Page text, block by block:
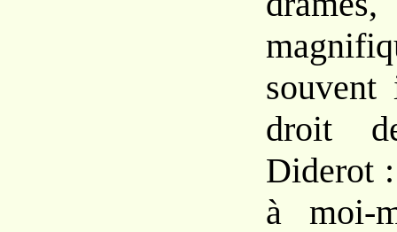
droit
Diderot
à moi-